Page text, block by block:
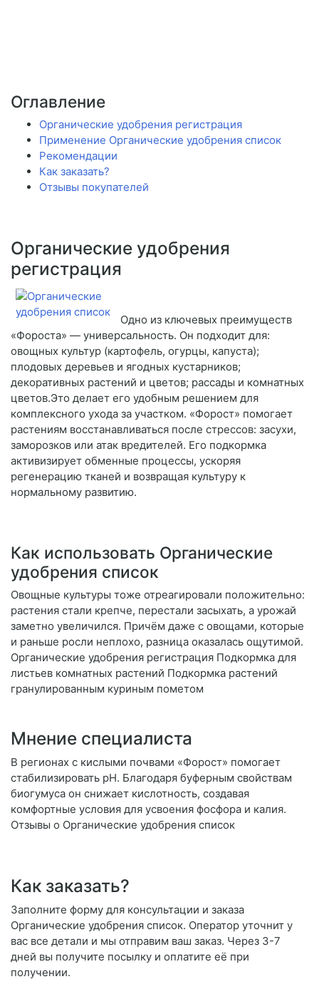
Оглавление
Органические удобрения регистрация
Применение Органические удобрения список
Рекомендации
Как заказать?
Отзывы покупателей
Органические удобрения
регистрация
Одно из ключевых преимуществ
«Фороста» — универсальность. Он подходит для:
овощных культур (картофель, огурцы, капуста);
плодовых деревьев и ягодных кустарников;
декоративных растений и цветов; рассады и комнатных
цветов.Это делает его удобным решением для
комплексного ухода за участком. «Форост» помогает
растениям восстанавливаться после стрессов: засухи,
заморозков или атак вредителей. Его подкормка
активизирует обменные процессы, ускоряя
регенерацию тканей и возвращая культуру к
нормальному развитию.
Как использовать Органические
удобрения список
Овощные культуры тоже отреагировали положительно:
растения стали крепче, перестали засыхать, а урожай
заметно увеличился. Причём даже с овощами, которые
и раньше росли неплохо, разница оказалась ощутимой.
Органические удобрения регистрация Подкормка для
листьев комнатных растений Подкормка растений
гранулированным куриным пометом
Мнение специалиста
В регионах с кислыми почвами «Форост» помогает
стабилизировать pH. Благодаря буферным свойствам
биогумуса он снижает кислотность, создавая
комфортные условия для усвоения фосфора и калия.
Отзывы о Органические удобрения список
Как заказать?
Заполните форму для консультации и заказа
Органические удобрения список. Оператор уточнит у
вас все детали и мы отправим ваш заказ. Через 3-7
дней вы получите посылку и оплатите её при
получении.